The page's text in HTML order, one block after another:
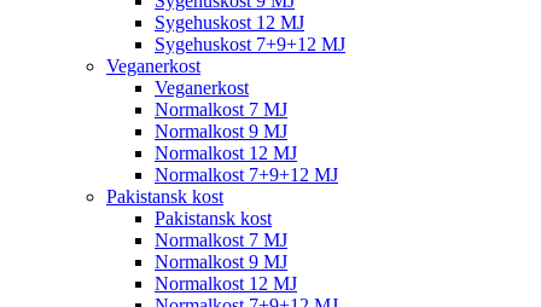
Sygehuskost 12 MJ
Sygehuskost 7+9+12 MJ
Veganerkost
Veganerkost
Normalkost 7 MJ
Normalkost 9 MJ
Normalkost 12 MJ
Normalkost 7+9+12 MJ
Pakistansk kost
Pakistansk kost
Normalkost 7 MJ
Normalkost 9 MJ
Normalkost 12 MJ